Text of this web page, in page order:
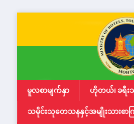
မူလစာမျက်နှာ ဟိုတယ်၊ ခရီးသွ
သမိုင်းသုတေသနနှင့်အမျိုးသားစာ